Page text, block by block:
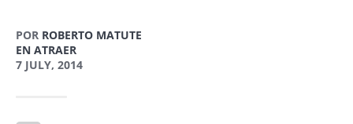
POR ROBERTO MATUTE
EN ATRAER
7 JULY, 2014